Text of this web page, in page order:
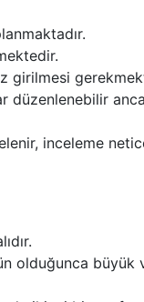
girilmesi
düzenlenebilir
inceleme
olduğunca büyük